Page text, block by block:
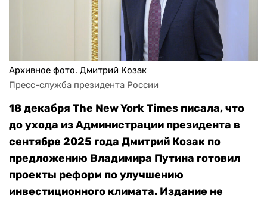
Архивное фото. Дмитрий Козак
Пресс-служба президента России
18 декабря The New York Times писала, что
до ухода из Администрации президента в
сентябре 2025 года Дмитрий Козак по
предложению Владимира Путина готовил
проекты реформ по улучшению
инвестиционного климата. Издание не